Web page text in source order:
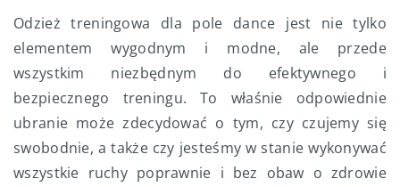
Odzież treningowa dla pole dance jest nie tylko
elementem wygodnym i modne, ale przede
wszystkim niezbędnym do efektywnego i
bezpiecznego treningu. To właśnie odpowiednie
ubranie może zdecydować o tym, czy czujemy się
swobodnie, a także czy jesteśmy w stanie wykonywać
wszystkie ruchy poprawnie i bez obaw o zdrowie